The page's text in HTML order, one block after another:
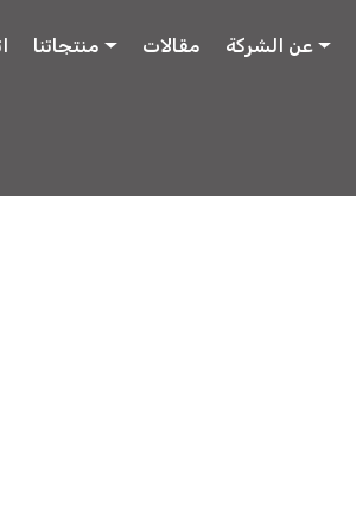
منتجاتنا مقالات عن الشركة